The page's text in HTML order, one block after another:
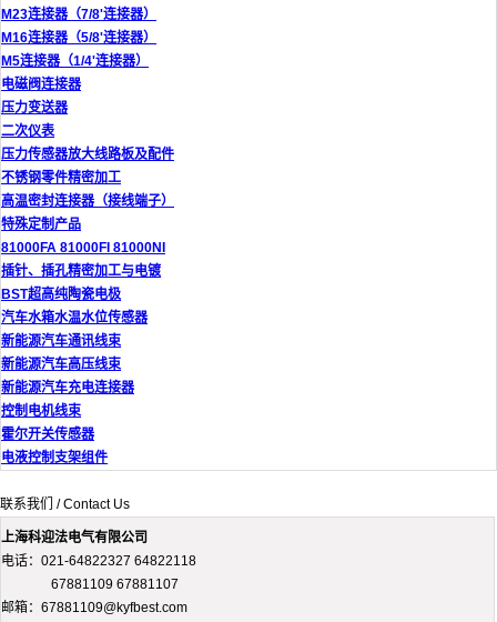
M23连接器（7/8'连接器）
M16连接器（5/8'连接器）
M5连接器（1/4'连接器）
电磁阀连接器
压力变送器
二次仪表
压力传感器放大线路板及配件
不锈钢零件精密加工
高温密封连接器（接线端子）
特殊定制产品
81000FA 81000FI 81000NI
插针、插孔精密加工与电镀
BST超高纯陶瓷电极
汽车水箱水温水位传感器
新能源汽车通讯线束
新能源汽车高压线束
新能源汽车充电连接器
控制电机线束
霍尔开关传感器
电液控制支架组件
联系我们 / Contact Us
上海科迎法电气有限公司
电话：021-64822327 64822118
67881109 67881107
邮箱：67881109@kyfbest.com